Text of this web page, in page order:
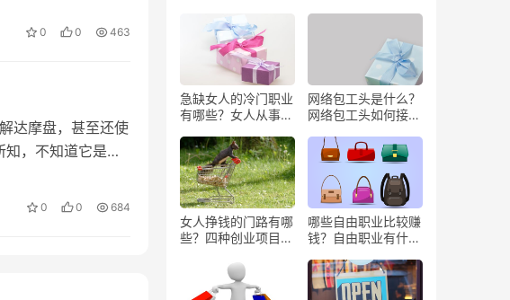
0 0 463
达摩盘，甚至还使
，不知道它是什
0 0 684
急缺女人的冷门职业
有哪些？女人从事哪
网络包工头是什么？
网络包工头如何接业
女人挣钱的门路有哪
些？四种创业项目推
哪些自由职业比较赚
钱？自由职业有什么